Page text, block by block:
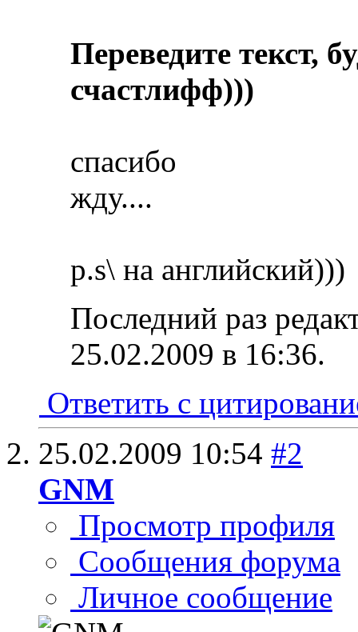
Переведите текст,
счастлифф)))
спасибо
жду....
p.s\ на английский)))
Последний раз
25.02.2009 в 16:36.
Ответить с
25.02.2009 10:54 #2
GNM
Просмотр профиля
Сообщения форума
Личное сообщение